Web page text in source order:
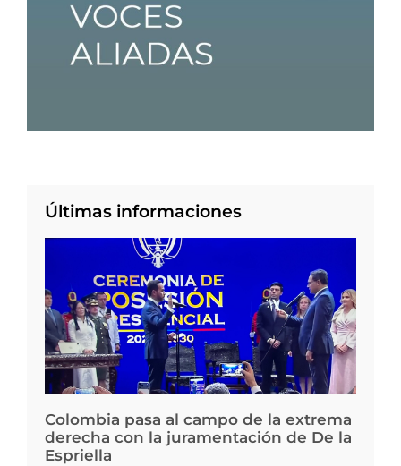
Últimas informaciones
Colombia pasa al campo de la extrema
derecha con la juramentación de De la
Espriella